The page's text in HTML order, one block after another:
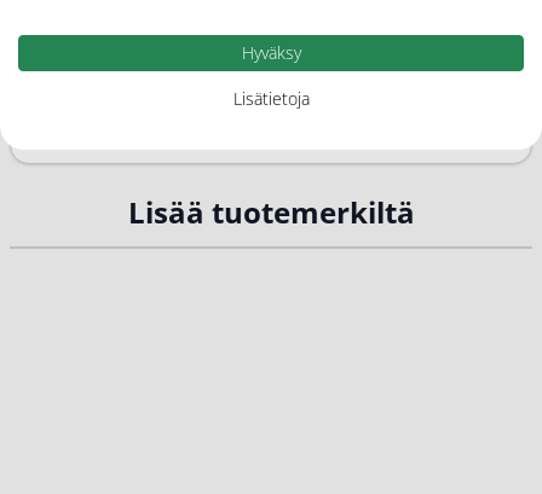
Apobase
Lisää tuotemerkiltä
Hyväksy
Lisätietoja